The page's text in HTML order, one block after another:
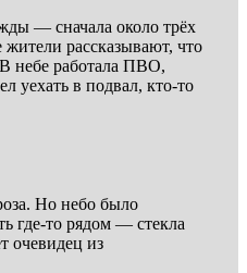
— сначала около трёх
рассказывают, что
небе работала ПВО,
уехать в подвал, кто-то
Но небо было
где-то рядом — стекла
очевидец из